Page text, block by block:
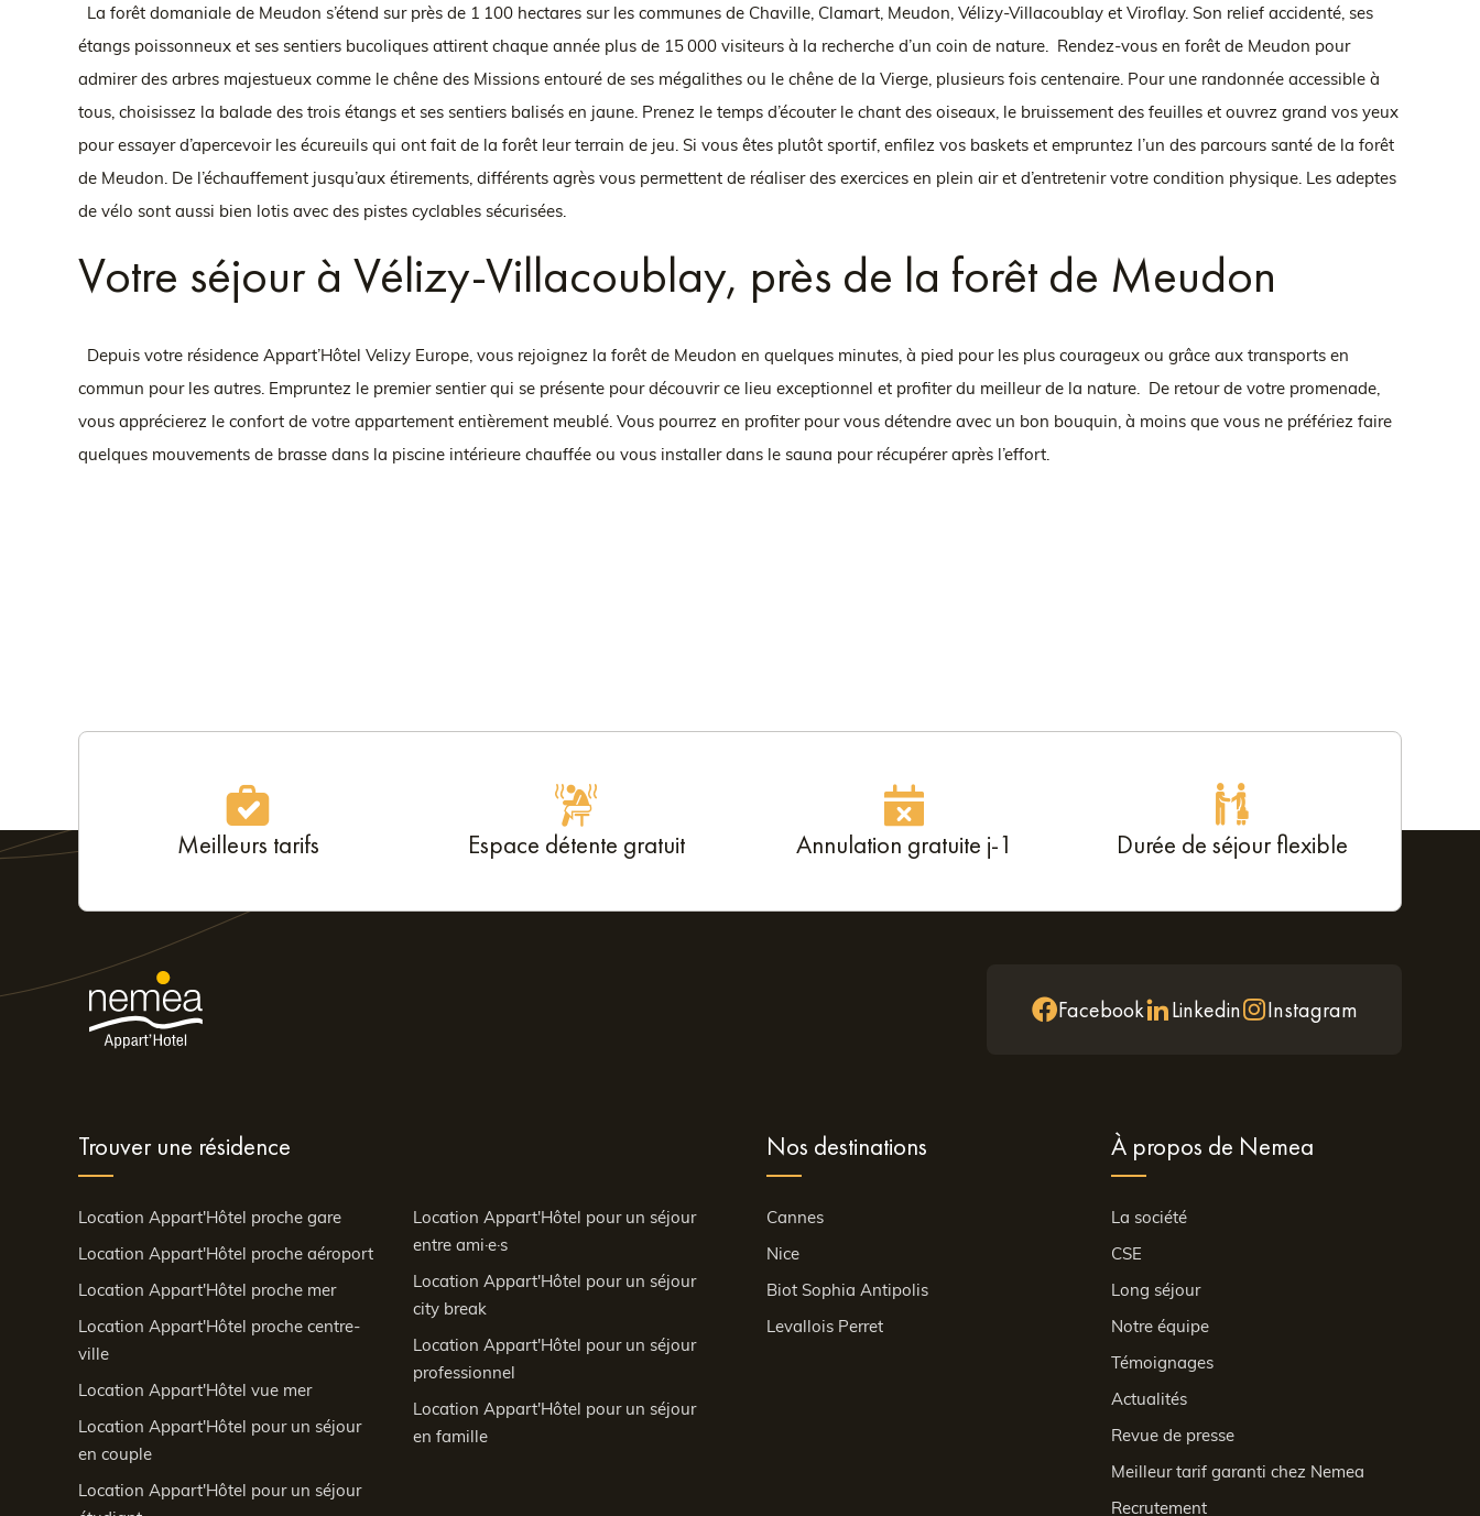
La forêt domaniale de Meudon s’étend sur près de 1 100 hectares sur les communes de Chaville, Clamart, Meudon, Vélizy-Villacoublay et Viroflay. Son relief accidenté, ses
étangs poissonneux et ses sentiers bucoliques attirent chaque année plus de 15 000 visiteurs à la recherche d’un coin de nature. Rendez-vous en forêt de Meudon pour
admirer des arbres majestueux comme le chêne des Missions entouré de ses mégalithes ou le chêne de la Vierge, plusieurs fois centenaire. Pour une randonnée accessible à
tous, choisissez la balade des trois étangs et ses sentiers balisés en jaune. Prenez le temps d’écouter le chant des oiseaux, le bruissement des feuilles et ouvrez grand vos yeux
pour essayer d’apercevoir les écureuils qui ont fait de la forêt leur terrain de jeu. Si vous êtes plutôt sportif, enfilez vos baskets et empruntez l’un des parcours santé de la forêt
de Meudon. De l’échauffement jusqu’aux étirements, différents agrès vous permettent de réaliser des exercices en plein air et d’entretenir votre condition physique. Les adeptes
de vélo sont aussi bien lotis avec des pistes cyclables sécurisées.
Votre séjour à Vélizy-Villacoublay, près de la forêt de Meudon
Depuis votre résidence Appart’Hôtel Velizy Europe, vous rejoignez la forêt de Meudon en quelques minutes, à pied pour les plus courageux ou grâce aux transports en
commun pour les autres. Empruntez le premier sentier qui se présente pour découvrir ce lieu exceptionnel et profiter du meilleur de la nature. De retour de votre promenade,
vous apprécierez le confort de votre appartement entièrement meublé. Vous pourrez en profiter pour vous détendre avec un bon bouquin, à moins que vous ne préfériez faire
quelques mouvements de brasse dans la piscine intérieure chauffée ou vous installer dans le sauna pour récupérer après l’effort.
Meilleurs tarifs Espace détente gratuit Annulation gratuite j-1 Durée de séjour flexible
Facebook Linkedin Instagram
Trouver une résidence
Location Appart'Hôtel proche gare
Location Appart'Hôtel proche aéroport
Location Appart'Hôtel proche mer
Location Appart'Hôtel proche centre-
ville
Location Appart'Hôtel vue mer
Location Appart'Hôtel pour un séjour
en couple
Location Appart'Hôtel pour un séjour
Location Appart'Hôtel pour un séjour
entre ami·e·s
Location Appart'Hôtel pour un séjour
city break
Location Appart'Hôtel pour un séjour
professionnel
Location Appart'Hôtel pour un séjour
en famille
Nos destinations
Cannes
Nice
Biot Sophia Antipolis
Levallois Perret
À propos de Nemea
La société
CSE
Long séjour
Notre équipe
Témoignages
Actualités
Revue de presse
Meilleur tarif garanti chez Nemea
Recrutement